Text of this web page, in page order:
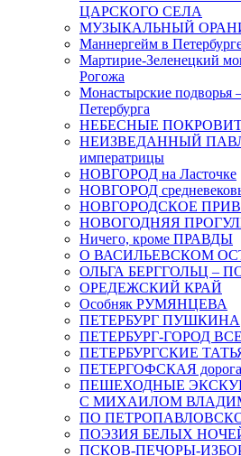
ЦАРСКОГО СЕЛА
МУЗЫКАЛЬНЫЙ
Маннергейм в
Мартирие-Зеленецкий
Рогожа
Монастырские
Петербурга
НЕБЕСНЫЕ
НЕИЗВЕДАННЫЙ
императрицы
НОВГОРОД на Ласточке
НОВГОРОД
НОВГОРОДСКОЕ
НОВОГОДНЯЯ
Ничего, кроме ПРАВДЫ
О ВАСИЛЬЕВСКОМ
ОЛЬГА БЕРГГОЛЬЦ –
ОРЕДЕЖСКИЙ КРАЙ
Особняк РУМЯНЦЕВА
ПЕТЕРБУРГ ПУШКИНА
ПЕТЕРБУРГ-ГОРОД
ПЕТЕРБУРГСКИЕ
ПЕТЕРГОФСКАЯ
ПЕШЕХОДНЫЕ
С МИХАИЛОМ
ПО
ПОЭЗИЯ БЕЛЫХ
ПСКОВ-ПЕЧОРЫ-